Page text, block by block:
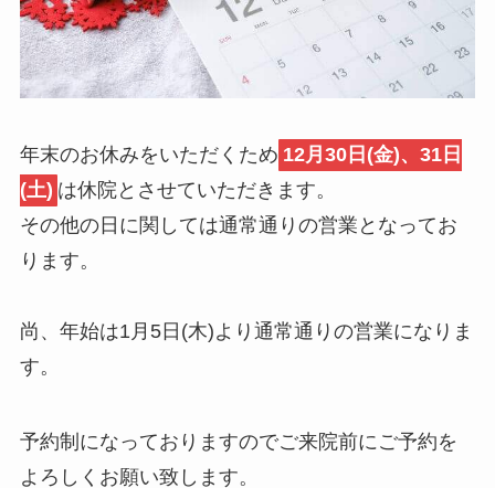
年末のお休みをいただくため 12月30日(金)、31日
(土) は休院とさせていただきます。
その他の日に関しては通常通りの営業となってお
ります。
尚、年始は1月5日(木)より通常通りの営業になりま
す。
予約制になっておりますのでご来院前にご予約を
よろしくお願い致します。